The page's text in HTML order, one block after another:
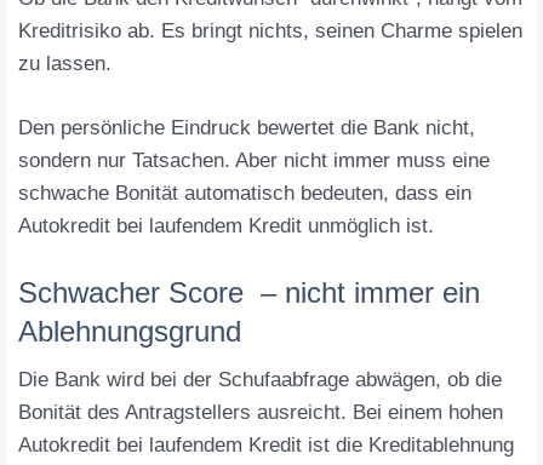
Kreditrisiko ab. Es bringt nichts, seinen Charme spielen
zu lassen.
Den persönliche Eindruck bewertet die Bank nicht,
sondern nur Tatsachen. Aber nicht immer muss eine
schwache Bonität automatisch bedeuten, dass ein
Autokredit bei laufendem Kredit unmöglich ist.
Schwacher Score – nicht immer ein
Ablehnungsgrund
Die Bank wird bei der Schufaabfrage abwägen, ob die
Bonität des Antragstellers ausreicht. Bei einem hohen
Autokredit bei laufendem Kredit ist die Kreditablehnung